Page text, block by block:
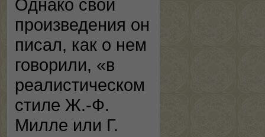
Однако свои
произведения он
писал, как о нем
говорили, «в
реалистическом
стиле Ж.-Ф.
Милле или Г.